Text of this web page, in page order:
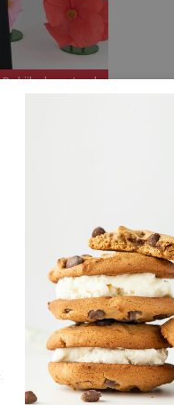
Bekijk deze Look